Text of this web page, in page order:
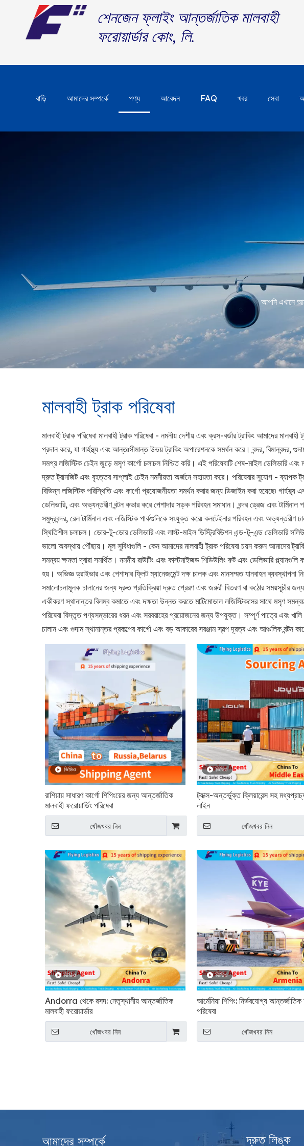
শেনজেন ফ্লাইং আন্তর্জাতিক মালবাহী
ফরোয়ার্ডার কোং, লি.
বাড়ি আমাদের সম্পর্কে পণ্য আবেদন FAQ খবর সেবা
আপনি এখানে
মালবাহী ট্রাক পরিষেবা
মালবাহী ট্রাক পরিষেবা মালবাহী ট্রাক পরিষেবা - নমনীয় দেশীয় এবং ক্রস-বর্ডার ট্রাকিং আমাদের
প্রদান করে, যা গার্হস্থ্য এবং আন্তঃসীমান্ত উভয় ট্রাকিং অপারেশনকে সমর্থন করে। বন্দর, বিমানবন্দর,
সমগ্র লজিস্টিক চেইন জুড়ে মসৃণ কার্গো চলাচল নিশ্চিত করি। এই পরিষেবাটি শেষ-মাইল ডেলিভারি এবং
দ্রুত ট্রানজিট এবং বৃহত্তর সাপ্লাই চেইন নমনীয়তা অর্জনে সহায়তা করে। পরিষেবার সুযোগ - ব্যাপক
বিভিন্ন লজিস্টিক পরিস্থিতি এবং কার্গো প্রয়োজনীয়তা সমর্থন করার জন্য ডিজাইন করা হয়েছে৷ গার্হস্থ্য
ডেলিভারি, এবং অভ্যন্তরীণ বন্টন কভার করে পেশাদার সড়ক পরিবহন সমাধান। বন্দর ড্রেজ এবং টার্মিনাল
সমুদ্রবন্দর, রেল টার্মিনাল এবং লজিস্টিক পার্কগুলিকে সংযুক্ত করে৷ কনটেইনার পরিবহন এবং অভ্যন্তরীণ
স্থিতিশীল চলাচল। ডোর-টু-ডোর ডেলিভারি এবং লাস্ট-মাইল ডিস্ট্রিবিউশন এন্ড-টু-এন্ড ডেলিভারি
ভালো অবস্থায় পৌঁছায়। মূল সুবিধাগুলি - কেন আমাদের মালবাহী ট্রাক পরিষেবা চয়ন করুন আমাদের
সমন্বয় ক্ষমতা দ্বারা সমর্থিত। নমনীয় রাউটিং এবং কাস্টমাইজড শিডিউলিং রুট এবং ডেলিভারি
হয়। অভিজ্ঞ ড্রাইভার এবং পেশাদার ফ্লিট ম্যানেজমেন্ট দক্ষ চালক এবং মানসম্মত যানবাহন ব্যবস্থাপনা
সমালোচনামূলক চালানের জন্য দ্রুত প্রতিক্রিয়া দ্রুত প্রেরণ এবং জরুরী বিতরণ বা কঠোর সময়সূচীর
একীকরণ স্থানান্তর বিলম্ব কমাতে এবং দক্ষতা উন্নত করতে মাল্টিমোডাল লজিস্টিকসের সাথে মসৃণ
পরিষেবা বিস্তৃত পণ্যসম্ভারের ধরন এবং সরবরাহের প্রয়োজনের জন্য উপযুক্ত। সম্পূর্ণ পাত্রে এবং খালি
চালান এবং গুদাম স্থানান্তর প্রকল্পের কার্গো এবং বড় আকারের সরঞ্জাম স্বল্প দূরত্ব এবং আঞ্চলিক বন্টন
ভিডিও
রাশিয়ায় সাধারণ কার্গো শিপিংয়ের জন্য আন্তর্জাতিক
মালবাহী ফরোয়ার্ডিং পরিষেবা
খোঁজখবর নিন
ভিডিও
ট্যাক্স-অন্তর্ভুক্ত ক্লিয়ারেন্স সহ
লাইন
খোঁজখবর নিন
ভিডিও
Andorra থেকে রসদ: নেতৃস্থানীয় আন্তর্জাতিক
মালবাহী ফরোয়ার্ডার
খোঁজখবর নিন
ভিডিও
আর্মেনিয়া শিপিং: নির্ভরযোগ্য আন্তর্জাতিক
পরিষেবা
খোঁজখবর নিন
আমাদের সম্পর্কে দ্রুত লিঙ্ক